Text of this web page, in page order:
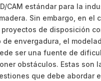
CAM estándar para la
Sin embargo, en el
proyectos de disposición
de envergadura, el
ser una fuente de
obstáculos. Estas son
que debe abordar